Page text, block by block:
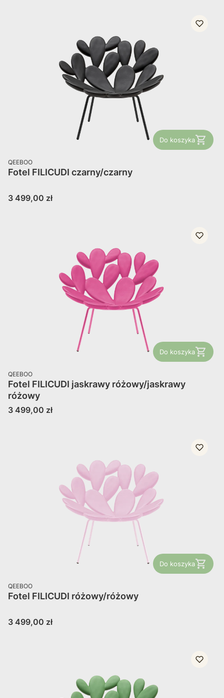
Do koszyka
PRODUCENT
QEEBOO
Fotel FILICUDI czarny/czarny
Cena
3 499,00 zł
Do koszyka
PRODUCENT
QEEBOO
Fotel FILICUDI jaskrawy różowy/jaskrawy
różowy
Cena
3 499,00 zł
Do koszyka
PRODUCENT
QEEBOO
Fotel FILICUDI różowy/różowy
Cena
3 499,00 zł